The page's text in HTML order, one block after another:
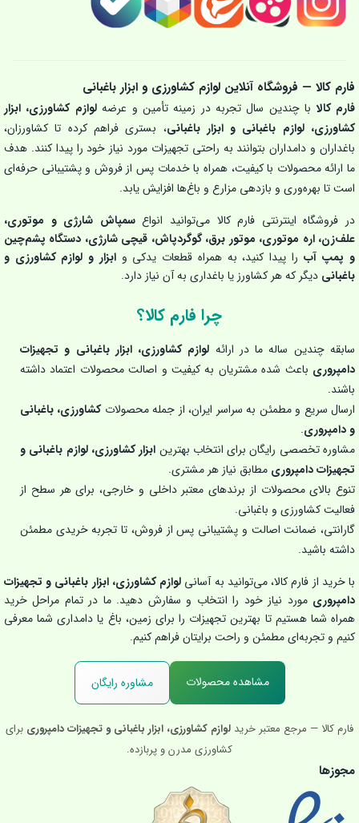
فارم کالا — فروشگاه آنلاین لوازم کشاورزی و ابزار باغبانی
فارم کالا با چندین سال تجربه در زمینه تأمین و عرضهلوازم کشاورزی، ابزار
کشاورزی، لوازم باغبانی و ابزار باغبانی، بستری فراهم کرده تا کشاورزان،
باغداران و دامداران بتوانند به راحتی تجهیزات مورد نیاز خود را پیدا کنند. هدف
ما ارائه محصولات با کیفیت، همراه با خدمات پس از فروش و پشتیبانی حرفه‌ای
است تا بهره‌وری و بازدهی مزارع و باغ‌ها افزایش یابد.
در فروشگاه اینترنتی فارم کالا می‌توانید انواعسمپاش شارژی و موتوری،
علف‌زن، اره موتوری، موتور برق، گوگردپاش، قیچی شارژی، دستگاه پشم‌چین
و پمپ آب را پیدا کنید، به همراه قطعات یدکی وابزار و لوازم کشاورزی و
باغبانی دیگر که هر کشاورز یا باغداری به آن نیاز دارد.
چرا فارم کالا؟
سابقه چندین ساله ما در ارائه لوازم کشاورزی، ابزار باغبانی و تجهیزات
دامپروری باعث شده مشتریان به کیفیت و اصالت محصولات اعتماد داشته
باشند.
ارسال سریع و مطمئن به سراسر ایران، از جمله محصولاتکشاورزی، باغبانی
و دامپروری.
مشاوره تخصصی رایگان برای انتخاب بهترین ابزار کشاورزی، لوازم باغبانی و
تجهیزات دامپروری مطابق نیاز هر مشتری.
تنوع بالای محصولات از برندهای معتبر داخلی و خارجی، برای هر سطح از
فعالیت کشاورزی و باغبانی.
گارانتی، ضمانت اصالت و پشتیبانی پس از فروش، تا تجربه خریدی مطمئن
داشته باشید.
با خرید از فارم کالا، می‌توانید به آسانی لوازم کشاورزی، ابزار باغبانی و تجهیزات
دامپروری مورد نیاز خود را انتخاب و سفارش دهید. ما در تمام مراحل خرید
همراه شما هستیم تا بهترین تجهیزات را برای زمین، باغ یا دامداری شما معرفی
کنیم و تجربه‌ای مطمئن و راحت برایتان فراهم کنیم.
مشاهده محصولات مشاوره رایگان
فارم کالا — مرجع معتبر خرید لوازم کشاورزی، ابزار باغبانی و تجهیزات دامپروری برای
کشاورزی مدرن و پربازده.
مجوزها